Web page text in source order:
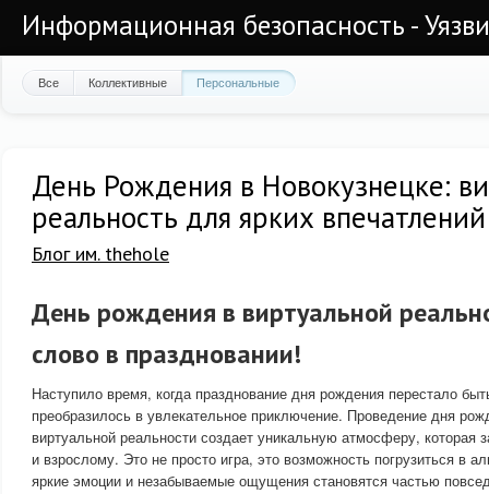
Информационная безопасность -
Все Коллективные Персональные
День Рождения в Новокузнецке:
реальность для ярких впечатлений
Блог им. thehole
День рождения в виртуальной
слово в праздновании!
Наступило время, когда празднование дня рождения перестало
преобразилось в увлекательное приключение. Проведение дня
виртуальной реальности создает уникальную атмосферу, которая
и взрослому. Это не просто игра, это возможность погрузиться в
яркие эмоции и незабываемые ощущения становятся частью